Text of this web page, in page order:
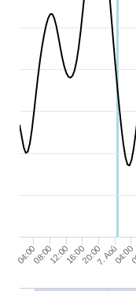
04:0008:0012:0016:0020:007. Aoû04:00